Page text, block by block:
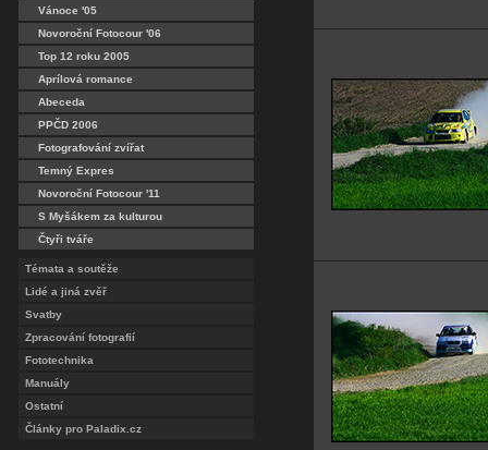
Vánoce '05
Novoroční Fotocour '06
Top 12 roku 2005
Aprílová romance
Abeceda
PPČD 2006
Fotografování zvířat
Temný Expres
Novoroční Fotocour '11
S Myšákem za kulturou
Čtyři tváře
Témata a soutěže
Lidé a jiná zvěř
Svatby
Zpracování fotografií
Fototechnika
Manuály
Ostatní
Články pro Paladix.cz